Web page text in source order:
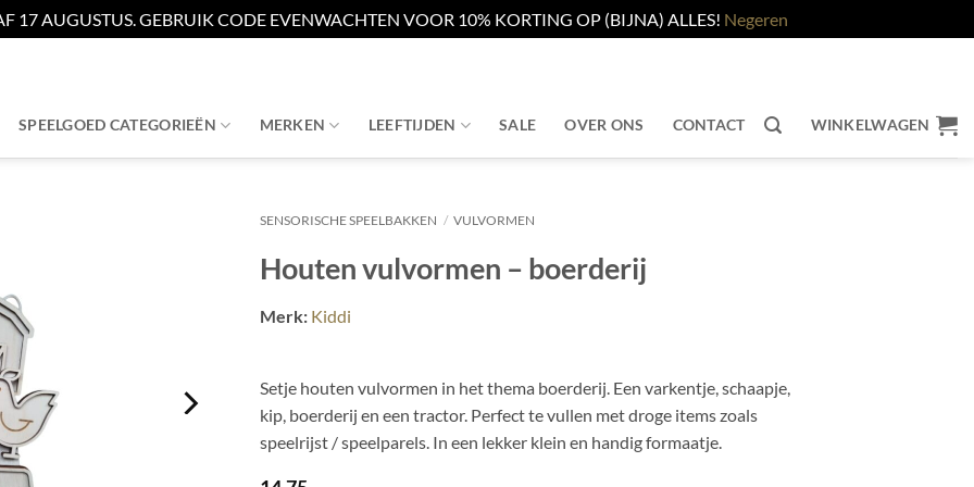
17 AUGUSTUS. GEBRUIK CODE EVENWACHTEN VOOR 10% KORTING OP (BIJNA) ALLES! Negeren
SPEELGOED CATEGORIEËN MERKEN LEEFTIJDEN SALE OVER ONS CONTACT WINKELWAGEN
SENSORISCHE SPEELBAKKEN / VULVORMEN
Houten vulvormen – boerderij
Merk: Kiddi
Setje houten vulvormen in het thema boerderij. Een varkentje, schaapje,
kip, boerderij en een tractor. Perfect te vullen met droge items zoals
speelrijst / speelparels. In een lekker klein en handig formaatje.